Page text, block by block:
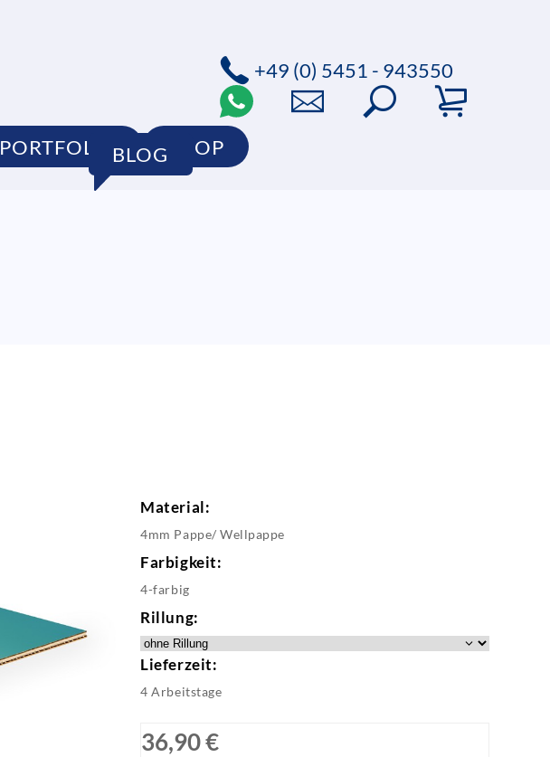
PORTFOLIO SHOP
BLOG
+49 (0) 5451 - 943550
Material:
4mm Pappe/ Wellpappe
Farbigkeit:
4-farbig
Rillung:
Lieferzeit:
4 Arbeitstage
36,90 €